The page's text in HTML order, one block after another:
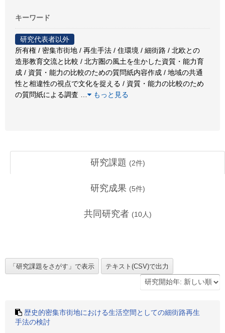
キーワード
研究代表者以外
所有権 / 密集市街地 / 再生手法 / 住環境 / 細街路 / 北欧との
造形教育交流と比較 / 北方圏の風土を生かした資質・能力育
成 / 資質・能力の比較のための質問紙内容作成 / 地域の共通
性と相違性の視点で文化を捉える / 資質・能力の比較のため
の質問紙による調査
もっと見る
研究課題 (2件)
研究成果 (5件)
共同研究者 (10人)
歴史的密集市街地における生活空間としての細街路再生
手法の検討